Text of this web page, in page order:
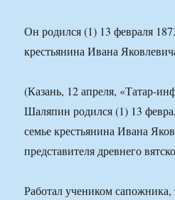
Он родился (1) 13 февраля
крестьянина Ивана
(Казань, 12 апреля, «Татар-
Шаляпин родился (1) 13
семье крестьянина Ивана
представителя древнего
Работал учеником сапожника,